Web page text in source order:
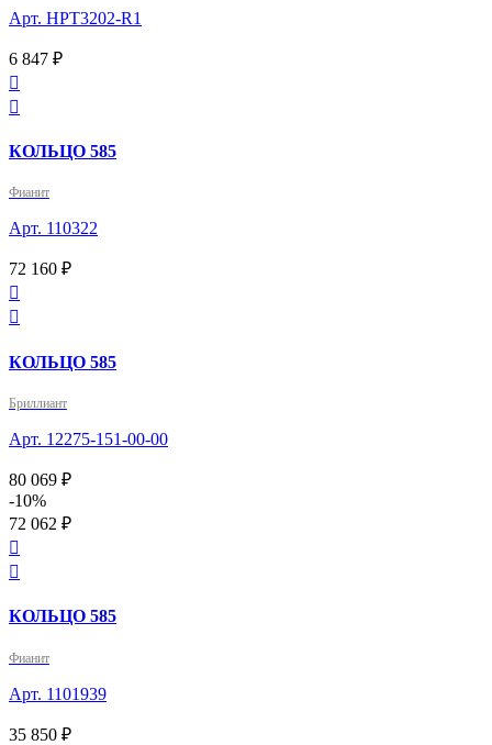
Арт. HPT3202-R1
6 847 ₽


КОЛЬЦО 585
Фианит
Арт. 110322
72 160 ₽


КОЛЬЦО 585
Бриллиант
Арт. 12275-151-00-00
80 069 ₽
-10%
72 062 ₽


КОЛЬЦО 585
Фианит
Арт. 1101939
35 850 ₽